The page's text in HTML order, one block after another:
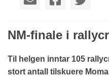
NM-finale i
Til helgen inntar 105
stort antall tilskuere